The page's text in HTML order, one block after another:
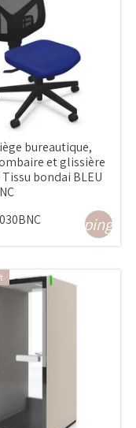
bureautique,
et glissière
bondai BLEU